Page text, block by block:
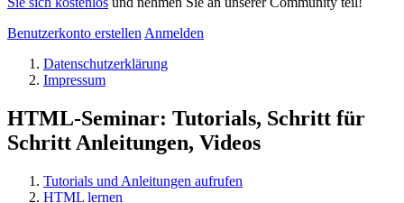
Benutzerkonto erstellenAnmelden
Datenschutzerklärung
Impressum
HTML-Seminar: Tutorials, Schritt für
Schritt Anleitungen, Videos
Tutorials und Anleitungen aufrufen
HTML lernen